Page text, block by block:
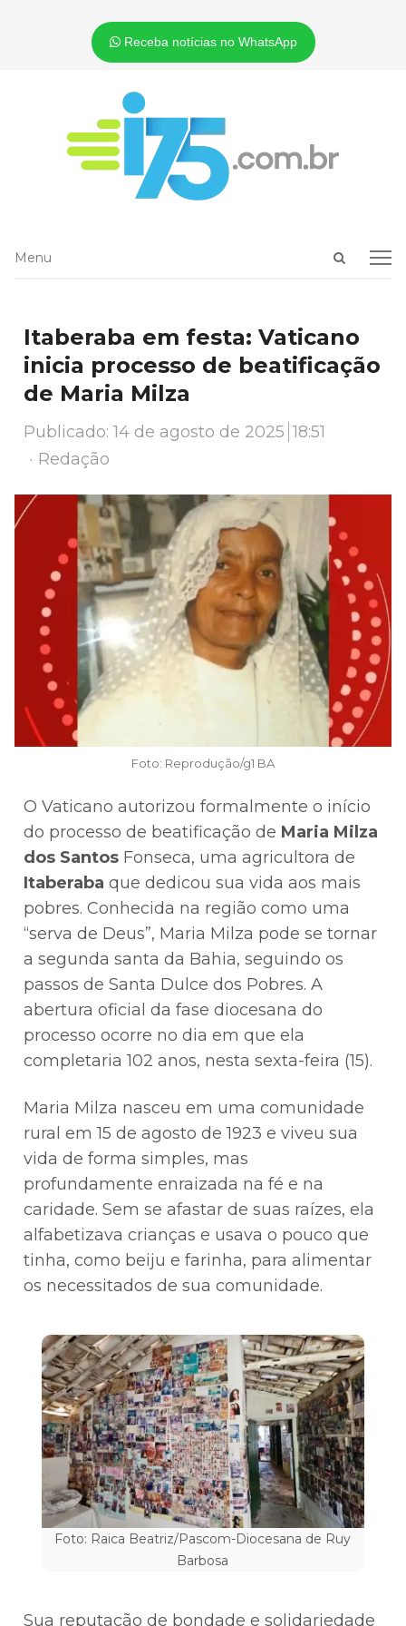
Receba notícias no WhatsApp
Open
Menu
Menu
Itaberaba em festa: Vaticano
inicia processo de beatificação
de Maria Milza
Publicado:14 de agosto de 2025 18:51
Author
Redação
Foto: Reprodução/g1 BA
O Vaticano autorizou formalmente o início
do processo de beatificação de Maria Milza
dos Santos Fonseca, uma agricultora de
Itaberabaque dedicou sua vida aos mais
pobres. Conhecida na região como uma
“serva de Deus”, Maria Milza pode se tornar
a segunda santa da Bahia, seguindo os
passos de Santa Dulce dos Pobres. A
abertura oficial da fase diocesana do
processo ocorre no dia em que ela
completaria 102 anos, nesta sexta-feira (15).
Maria Milza nasceu em uma comunidade
rural em 15 de agosto de 1923 e viveu sua
vida de forma simples, mas
profundamente enraizada na fé e na
caridade. Sem se afastar de suas raízes, ela
alfabetizava crianças e usava o pouco que
tinha, como beiju e farinha, para alimentar
os necessitados de sua comunidade.
Foto: Raica Beatriz/Pascom-Diocesana de Ruy
Barbosa
Sua reputação de bondade e solidariedade